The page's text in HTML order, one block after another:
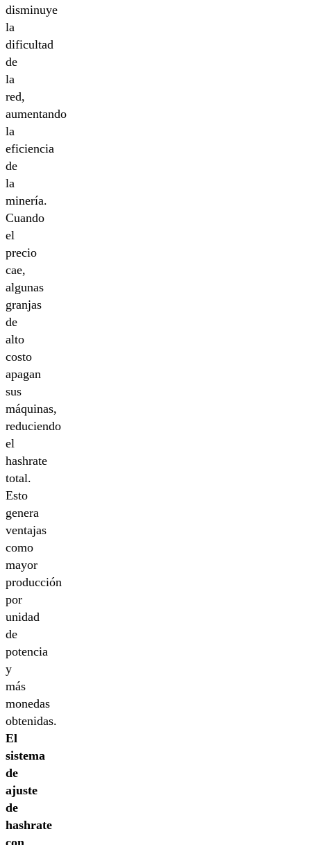
disminuye
la
dificultad
de
la
red,
aumentando
la
eficiencia
de
la
minería.
Cuando
el
precio
cae,
algunas
granjas
de
alto
costo
apagan
sus
máquinas,
reduciendo
el
hashrate
total.
Esto
genera
ventajas
como
mayor
producción
por
unidad
de
potencia
y
más
monedas
obtenidas.
El
sistema
de
ajuste
de
hashrate
con